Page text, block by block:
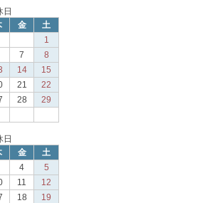
日
金
土
1
7
8
14
15
21
22
28
29
日
金
土
4
5
11
12
18
19